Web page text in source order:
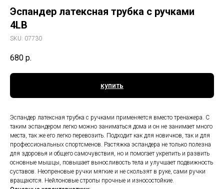
Эспандер латексная трубка с ручками
4LB
SKU: 07730
680 р.
купить
Эспандер латексная трубка с ручками применяется вместо тренажера. С
таким эспандером легко можно заниматься дома и он не занимает много
места, так же его легко перевозить. Подходит как для новичков, так и для
профессиональных спортсменов. Растяжка эспандера не только полезна
для здоровья и общего самочувствия, но и помогает укрепить и развить
основные мышцы, повышает выносливость тела и улучшает подвижность
суставов. Неопреновые ручки мягкие и не скользят в руке, сами ручки
вращаются. Нейлоновые стропы прочные и износостойкие.